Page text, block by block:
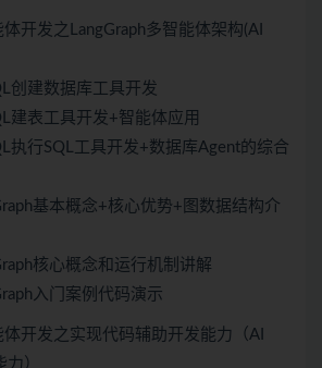
开发之LangGraph多智能体架构(AI
创建数据库工具开发
建表工具开发+智能体应用
执行SQL工具开发+数据库Agent的综合
基本概念+核心优势+图数据结构介
核心概念和运行机制讲解
入门案例代码演示
开发之实现代码辅助开发能力（AI
）